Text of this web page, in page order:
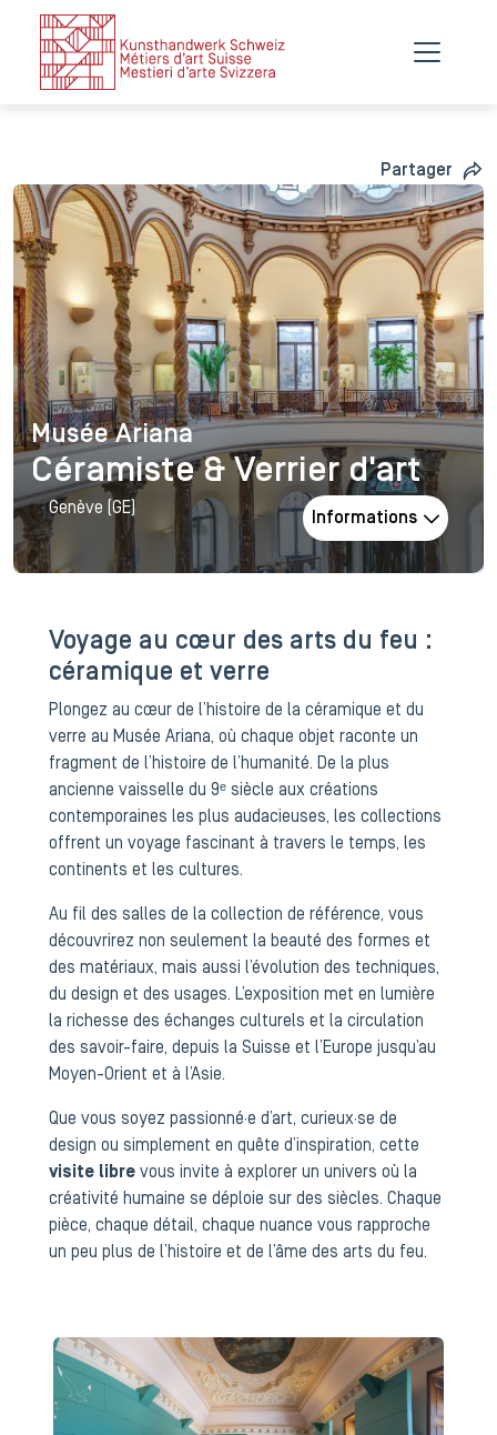
Partager
Musée Ariana
Musée Ariana
Céramiste & Verrier d'art
Genève (GE)
Informations
Voyage au cœur des arts du feu :
céramique et verre
Plongez au cœur de l’histoire de la céramique et du
verre au Musée Ariana, où chaque objet raconte un
fragment de l’histoire de l’humanité. De la plus
ancienne vaisselle du 9ᵉ siècle aux créations
contemporaines les plus audacieuses, les collections
offrent un voyage fascinant à travers le temps, les
continents et les cultures.
Au fil des salles de la collection de référence, vous
découvrirez non seulement la beauté des formes et
des matériaux, mais aussi l’évolution des techniques,
du design et des usages. L’exposition met en lumière
la richesse des échanges culturels et la circulation
des savoir-faire, depuis la Suisse et l’Europe jusqu’au
Moyen-Orient et à l’Asie.
Que vous soyez passionné·e d’art, curieux·se de
design ou simplement en quête d’inspiration, cette
visite libre vous invite à explorer un univers où la
créativité humaine se déploie sur des siècles. Chaque
pièce, chaque détail, chaque nuance vous rapproche
un peu plus de l’histoire et de l’âme des arts du feu.